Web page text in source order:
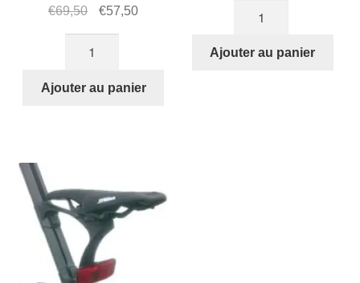
€69,50
Le
initial
€69,50.
€57,50Le
€57,50.
Support
Ajouter au panier
Plateau
Ajouter au panier